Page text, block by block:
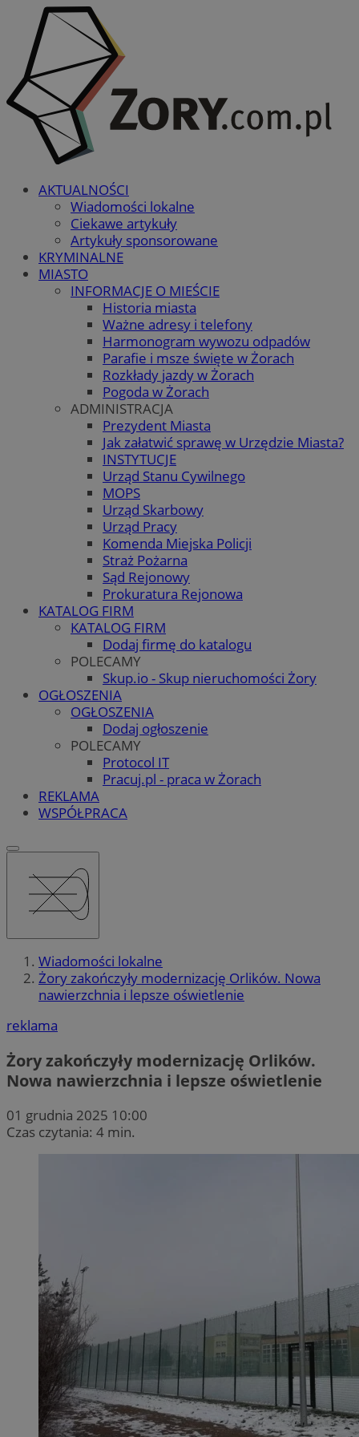
AKTUALNOŚCI
Wiadomości lokalne
Ciekawe artykuły
Artykuły sponsorowane
KRYMINALNE
MIASTO
INFORMACJE O MIEŚCIE
Historia miasta
Ważne adresy i telefony
Harmonogram wywozu odpadów
Parafie i msze święte w Żorach
Rozkłady jazdy w Żorach
Pogoda w Żorach
ADMINISTRACJA
Prezydent Miasta
Jak załatwić sprawę w Urzędzie Miasta?
INSTYTUCJE
Urząd Stanu Cywilnego
MOPS
Urząd Skarbowy
Urząd Pracy
Komenda Miejska Policji
Straż Pożarna
Sąd Rejonowy
Prokuratura Rejonowa
KATALOG FIRM
KATALOG FIRM
Dodaj firmę do katalogu
POLECAMY
Skup.io - Skup nieruchomości Żory
OGŁOSZENIA
OGŁOSZENIA
Dodaj ogłoszenie
POLECAMY
Protocol IT
Pracuj.pl - praca w Żorach
REKLAMA
WSPÓŁPRACA
Wiadomości lokalne
Żory zakończyły modernizację Orlików. Nowa
nawierzchnia i lepsze oświetlenie
reklama
Żory zakończyły modernizację Orlików.
Nowa nawierzchnia i lepsze oświetlenie
01 grudnia 2025 10:00
Czas czytania: 4 min.